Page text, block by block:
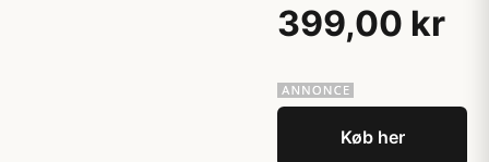
399,00 kr
Køb her